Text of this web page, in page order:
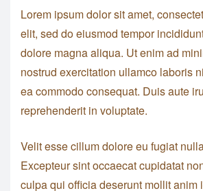
Lorem ipsum dolor sit amet,
elit, sed do eiusmod tempor
dolore magna aliqua. Ut enim ad
nostrud exercitation ullamco laboris
ea commodo consequat. Duis aute
reprehenderit in voluptate.
Velit esse cillum dolore eu fugiat
Excepteur sint occaecat cupidatat
culpa qui officia deserunt mollit anim